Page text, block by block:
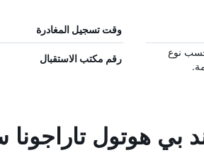
وقت تسجيل المغادرة
نوع
رقم مكتب الاستقبال
بي هوتول